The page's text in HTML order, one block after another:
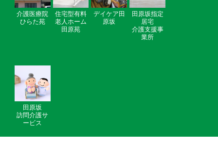
介護医療院
ひらた苑
住宅型有料
老人ホーム
田原苑
デイケア田
原坂
田原坂指定
居宅
介護支援事
業所
田原坂
訪問介護サ
ービス